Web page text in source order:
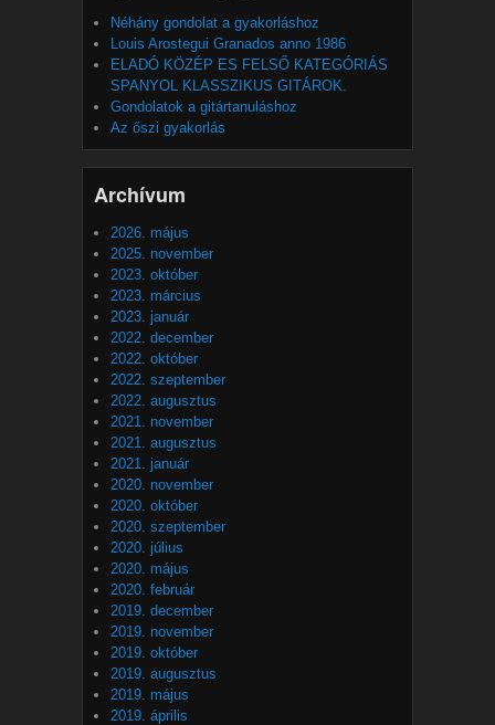
Néhány gondolat a gyakorláshoz
Louis Arostegui Granados anno 1986
ELADÓ KÖZÉP ES FELSŐ KATEGÓRIÁS
SPANYOL KLASSZIKUS GITÁROK.
Gondolatok a gitártanuláshoz
Az őszi gyakorlás
Archívum
2026. május
2025. november
2023. október
2023. március
2023. január
2022. december
2022. október
2022. szeptember
2022. augusztus
2021. november
2021. augusztus
2021. január
2020. november
2020. október
2020. szeptember
2020. július
2020. május
2020. február
2019. december
2019. november
2019. október
2019. augusztus
2019. május
2019. április